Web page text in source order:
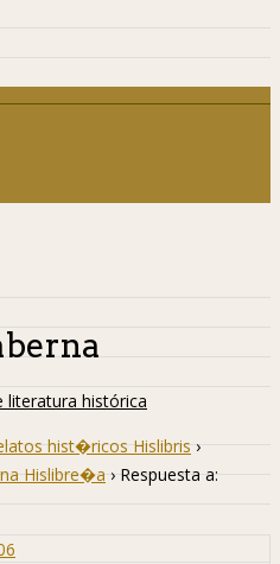
literatura histórica
hist�ricos Hislibris ›
Hislibre�a › Respuesta a: